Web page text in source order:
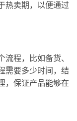
热卖期，以便通过
程，比如备货、
需要多少时间，结
，保证产品能够在